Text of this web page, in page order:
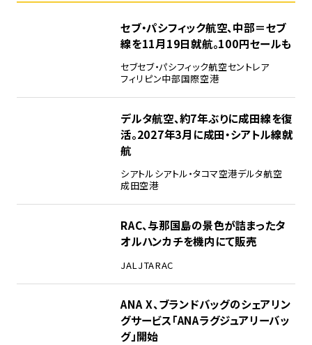
セブ・パシフィック航空、中部＝セブ
線を11月19日就航。100円セールも
セブセブ・パシフィック航空セントレア
フィリピン中部国際空港
デルタ航空、約7年ぶりに成田線を復
活。2027年3月に成田・シアトル線就
航
シアトルシアトル・タコマ空港デルタ航空
成田空港
RAC、与那国島の景色が詰まったタ
オルハンカチを機内にて販売
JAL JTARAC
ANA X、ブランドバッグのシェアリン
グサービス「ANAラグジュアリーバッ
グ」開始